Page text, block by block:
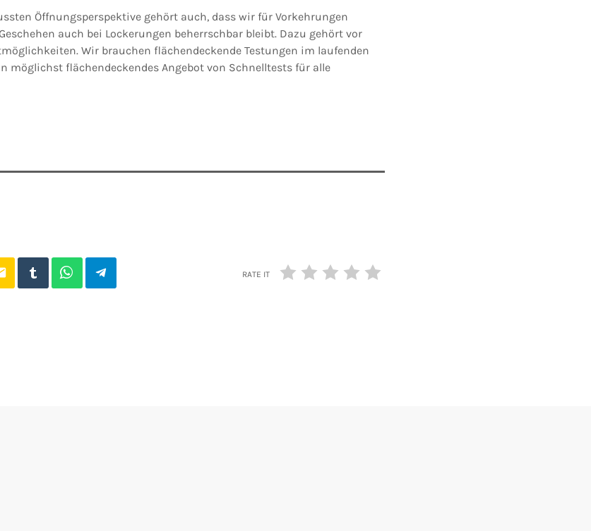
Öffnungsperspektive gehört auch, dass wir für Vorkehrungen
auch bei Lockerungen beherrschbar bleibt. Dazu gehört vor
Wir brauchen flächendeckende Testungen im laufenden
möglichst flächendeckendes Angebot von Schnelltests für alle
RATE IT